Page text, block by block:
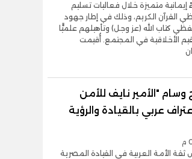
متميزة خلال فعاليات تسليم
القرآن الكريم، وذلك في إطار جهود
كتاب الله (عز وجل) وتأهيلهم علميًّا
الأخلاقية في المجتمع. أُقيمت
"الأمير نايف للأمن
عربي بالقيادة والرؤية
الأمة العربية في القيادة المصرية